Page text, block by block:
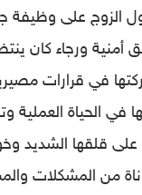
الزوج على وظيفة
أمنية ورجاء كان
في قرارات
في الحياة العملية
على قلقها الشديد
من المشكلات